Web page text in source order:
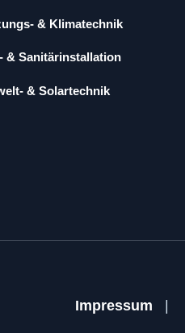
& Klimatechnik
& Sanitärinstallation
& Solartechnik
Impressum |